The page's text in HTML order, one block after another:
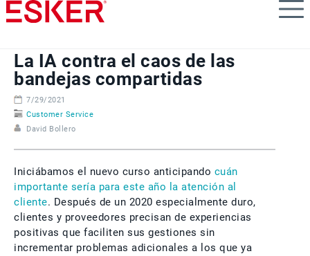
Skip
to
content
La IA contra el caos de las
bandejas compartidas
7/29/2021
Customer Service
David Bollero
Iniciábamos el nuevo curso anticipando cuán
importante sería para este año la atención al
cliente. Después de un 2020 especialmente duro,
clientes y proveedores precisan de experiencias
positivas que faciliten sus gestiones sin
incrementar problemas adicionales a los que ya